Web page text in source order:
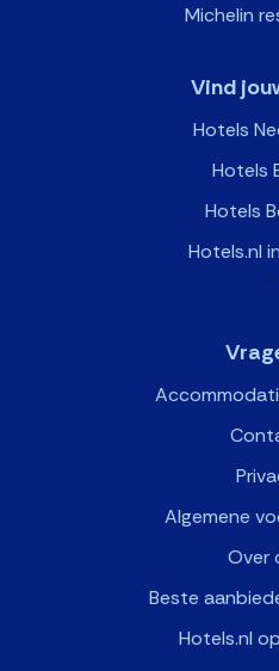
Michelin
Vind
Hotels
Hotels
Hotels
Hotels.nl
>
Algemene
Over
Beste
Hotels.nl